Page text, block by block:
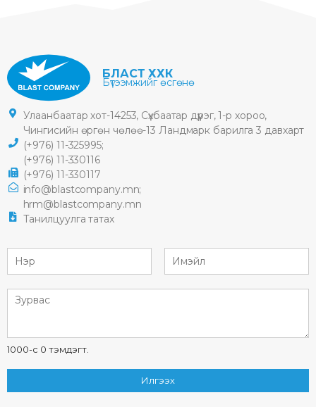
БЛАСТ ХХК
Бүтээмжийг өсгөнө
Улаанбаатар хот-14253, Сүхбаатар дүүрэг, 1-р хороо,
Чингисийн өргөн чөлөө-13 Ландмарк барилга 3 давхарт
(+976) 11-325995;
(+976) 11-330116
(+976) 11-330117
info@blastcompany.mn;
hrm@blastcompany.mn
Танилцуулга татах
1000-с 0 тэмдэгт.
Илгээх